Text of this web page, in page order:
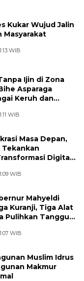
Kukar Wujud Jalin
Masyarakat
WIB
Ijin di Zona
Asparaga
Keruh dan
WIB
Masa Depan,
Tekankan
Digital
WIB
Mahyeldi
Kuranji, Tiga Alat
Pulihkan Tanggul
WIB
Muslim Idrus
Makmur